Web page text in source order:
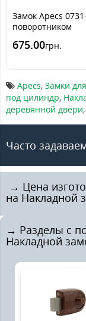
Замок Apecs
поворотником
675.00грн.
Apecs, Замки
под цилиндр,
деревянной двери,
Часто
→ Цена
на Накладной
→ Разделы с
Накладной